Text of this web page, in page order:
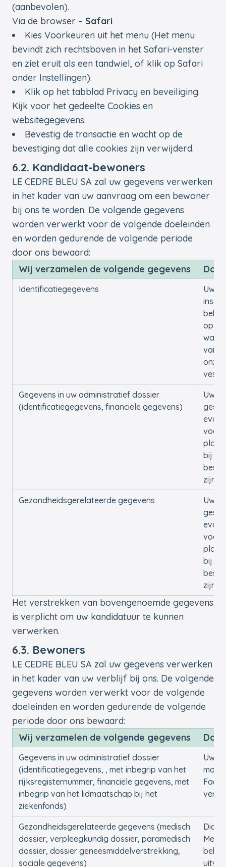
(aanbevolen).
Via de browser – Safari
Kies Voorkeuren uit het menu (Het menu
bevindt zich rechtsboven in het Safari-venster
en ziet eruit als een tandwiel, of klik op Safari
onder Instellingen).
Klik op het tabblad Privacy en beveiliging.
Kijk voor het gedeelte Cookies en
websitegegevens.
Bevestig de transactie en wacht op de
bevestiging dat alle cookies zijn verwijderd.
6.2. Kandidaat-bewoners
LE CEDRE BLEU SA zal uw gegevens verwerken
in het kader van uw aanvraag om een bewoner
bij ons te worden. De volgende gegevens
worden verwerkt voor de volgende doeleinden
en worden gedurende de volgende periode
door ons bewaard:
Wij verzamelen de volgende gegevens
Doel
Identificatiegegevens
Uw
op de
van
onze
Gegevens in uw administratief dossier
(identificatiegegevens, financiële gegevens)
Uw
voor
bij
zijn
Gezondheidsgerelateerde gegevens
Uw
voor
bij
zijn
Het verstrekken van bovengenoemde gegevens
is verplicht om uw kandidatuur te kunnen
verwerken.
6.3. Bewoners
LE CEDRE BLEU SA zal uw gegevens verwerken
in het kader van uw verblijf bij ons. De volgende
gegevens worden verwerkt voor de volgende
doeleinden en worden gedurende de volgende
periode door ons bewaard:
Wij verzamelen de volgende gegevens
Doel
Gegevens in uw administratief dossier
(identificatiegegevens, , met inbegrip van het
rijksregisternummer, financiële gegevens, met
inbegrip van het lidmaatschap bij het
ziekenfonds)
Uw
Gezondheidsgerelateerde gegevens (medisch
dossier, verpleegkundig dossier, paramedisch
dossier, dossier geneesmiddelverstrekking,
sociale gegevens)